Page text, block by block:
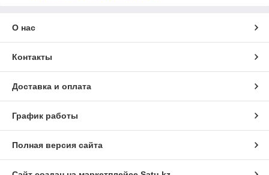
О нас
Контакты
Доставка и оплата
График работы
Полная версия сайта